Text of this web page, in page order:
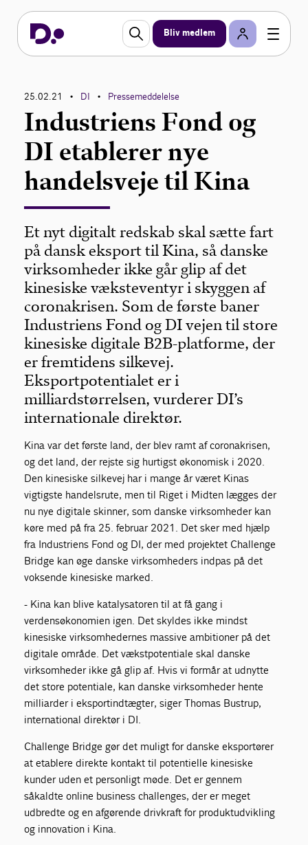
Bliv medlem
25.02.21 • DI • Pressemeddelelse
Industriens Fond og
DI etablerer nye
handelsveje til Kina
Et nyt digitalt redskab skal sætte fart
på dansk eksport til Kina, så danske
virksomheder ikke går glip af det
kinesiske væksteventyr i skyggen af
coronakrisen. Som de første baner
Industriens Fond og DI vejen til store
kinesiske digitale B2B-platforme, der
er fremtidens silkevej.
Eksportpotentialet er i
milliardstørrelsen, vurderer DI’s
internationale direktør.
Kina var det første land, der blev ramt af coronakrisen,
og det land, der rejste sig hurtigst økonomisk i 2020.
Den kinesiske silkevej har i mange år været Kinas
vigtigste handelsrute, men til Riget i Midten lægges der
nu nye digitale skinner, som danske virksomheder kan
køre med på fra 25. februar 2021. Det sker med hjælp
fra Industriens Fond og DI, der med projektet Challenge
Bridge kan øge danske virksomheders indpas på det
voksende kinesiske marked.
- Kina kan blive katalysatoren til at få gang i
verdensøkonomien igen. Det skyldes ikke mindst
kinesiske virksomhedernes massive ambitioner på det
digitale område. Det vækstpotentiale skal danske
virksomheder ikke gå glip af. Hvis vi formår at udnytte
det store potentiale, kan danske virksomheder hente
milliarder i eksportindtægter, siger Thomas Bustrup,
international direktør i DI.
Challenge Bridge gør det muligt for danske eksportører
at etablere direkte kontakt til potentielle kinesiske
kunder uden et personligt møde. Det er gennem
såkaldte online business challenges, der er meget
udbredte og en afgørende drivkraft for produktudvikling
og innovation i Kina.